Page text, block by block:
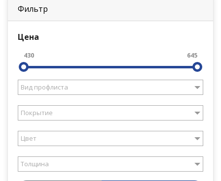
Фильтр
Цена
430 645
Вид профлиста
Покрытие
Цвет
Толщина